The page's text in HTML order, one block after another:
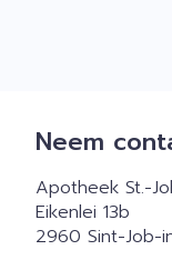
Neem
Apotheek St.-
Eikenlei 13b
2960 Sint-Job-